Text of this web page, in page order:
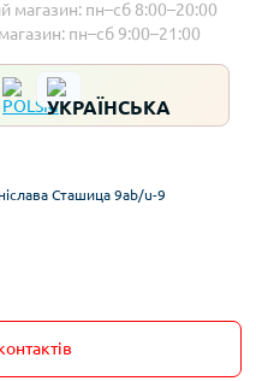
магазин: пн–сб 8:00–20:00
пн–сб 9:00–21:00
Сташица 9ab/u-9